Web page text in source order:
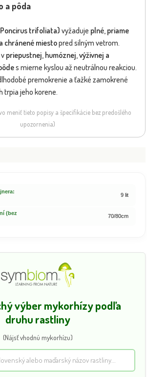
a pôda
trifoliata) vyžaduje plné, priame
chránené miestopred silným vetrom.
priepustnej, humóznej, výživnej a
s mierne kyslou až neutrálnou reakciou.
premokrenie a ťažké zamokrené
trpia jeho korene.
meniť tieto popisy a špecifikácie bez predošlého
upozornenia)
9 lit
(bez
70/80cm
výber mykorhízy podľa
druhu rastliny
(Nájsť vhodnú mykorhízu)